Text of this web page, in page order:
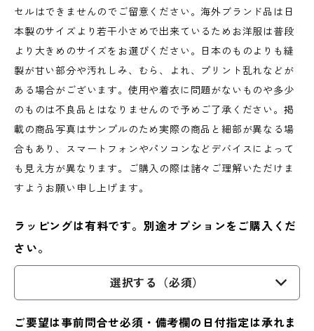
セルはできませんのでご留意ください。海外ブランド品は日
本製のサイズより若干小さめで出来ているためお洋服は普段
より大きめのサイズをお選びください。日本のものよりも縫
製が甘い部分や汚れしみ、むら、よれ、プリント乱れなどが
ある場合がございます。使用や着衣に問題がないものや多少
のものは不良品とはなりませんので予めご了承ください。掲
載の商品写真はサンプルのため実際の商品と細部が異なる場
合もあり、スマートフォンやパソコンなどデバイスによって
も見え方が異なります。ご購入の際は諸々ご理解いただけま
すようお願い申し上げます。
ラッピングは有料です。別途オプションをご購入くだ
さい。
選択する（必須）
ご要望は事前問合せ必須・備考欄の日付指定は承れま